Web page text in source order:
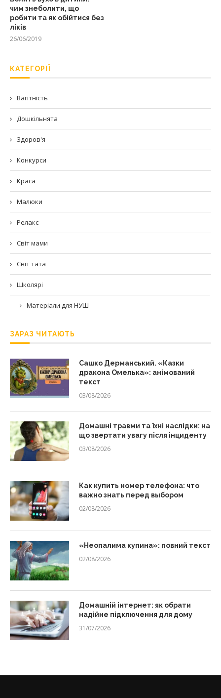
чим знеболити, що
робити та як обійтися без
ліків
26/06/2019
КАТЕГОРІЇ
Вагітність
Дошкільнята
Здоров'я
Конкурси
Краса
Малюки
Релакс
Світ мами
Світ тата
Школярі
Матеріали для НУШ
ЗАРАЗ ЧИТАЮТЬ
Сашко Дерманський. «Казки
дракона Омелька»: анімований
текст
03/08/2026
Домашні травми та їхні наслідки: на
що звертати увагу після інциденту
03/08/2026
Как купить номер телефона: что
важно знать перед выбором
02/08/2026
«Неопалима купина»: повний текст
02/08/2026
Домашній інтернет: як обрати
надійне підключення для дому
31/07/2026